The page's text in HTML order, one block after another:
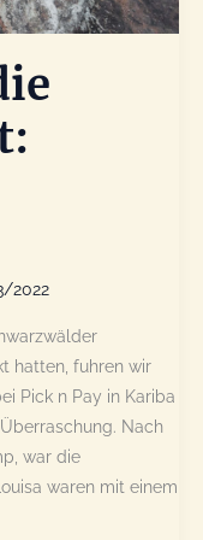
2022
hatten, fuhren wir
Pick n Pay in Kariba
Nach
war die
waren mit einem